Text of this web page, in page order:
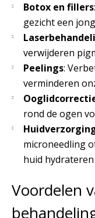
Botox en fillers
gezicht een
verwijderen
Peelings:
verminderen
rond de ogen
microneedling
huid
Voordelen